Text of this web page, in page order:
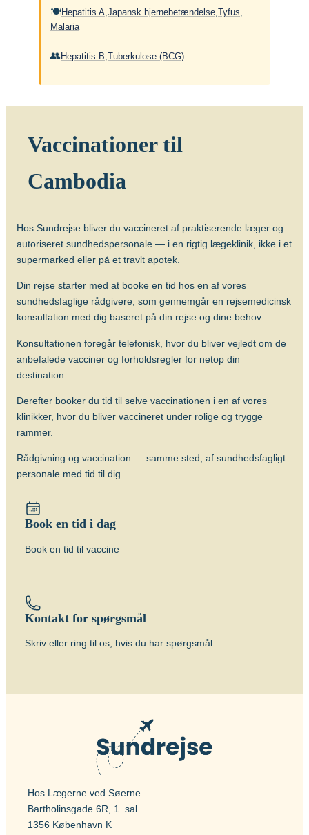
Vacciner
J apansk hjernebetændelse-vaccine
og unge kan have gavn af at blive
vaccineret mod tuberkulose (BGC-
Længerevarende tæt kontakt til
Mantoux-test.
Vaccinen bør gives 6-8 uger før afrejse.
Der gives én dosis intrakutant (i
læderhuden). Revaccination anbefales
ikke.
Alder
Vaccinen kan gives fra fødslen (BCG).
Beskyttelsens varighed
Vaccinen beskytter bedst hos børn mod
de alvorlige former for TB (milliær TB og
der er stor risiko for at blive smittet med
de særlige resistente former for TB.
Tuberkulose
BCG vaccine (BCG Vaccine “AJ
🍽Hepatitis A Japansk hjernebetændelse Tyfus
Malaria
👥Hepatitis B Tuberkulose (BCG)
Vaccinationer til
Cambodia
Hos Sundrejse bliver du vaccineret af praktiserende læger og
autoriseret sundhedspersonale — i en rigtig lægeklinik, ikke i et
supermarked eller på et travlt apotek.
Din rejse starter med at booke en tid hos en af vores
sundhedsfaglige rådgivere, som gennemgår en rejsemedicinsk
konsultation med dig baseret på din rejse og dine behov.
Konsultationen foregår telefonisk, hvor du bliver vejledt om de
anbefalede vacciner og forholdsregler for netop din
destination.
Derefter booker du tid til selve vaccinationen i en af vores
klinikker, hvor du bliver vaccineret under rolige og trygge
rammer.
Rådgivning og vaccination — samme sted, af sundhedsfagligt
personale med tid til dig.
Book en tid i dag
Book en tid til vaccine
Kontakt for spørgsmål
Skriv eller ring til os, hvis du har spørgsmål
Hos Lægerne ved Søerne
Bartholinsgade 6R, 1. sal
1356 København K